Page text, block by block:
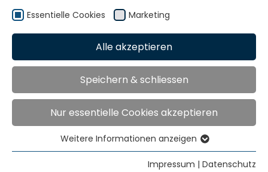
Home Tunesien
Globale Präsenz
TEXMA s.a.r.l..
Résidence Belle Vue – Cié Ons
R4 – Route de la Ceinture
2ème étage – Appartement 6
Essentielle Cookies Marketing
Alle akzeptieren
Speichern & schliessen
Nur essentielle Cookies akzeptieren
Essentielle Cookies
Essentielle Cookies werden für grundlegende
Weitere Informationen anzeigen
Impressum | Datenschutz